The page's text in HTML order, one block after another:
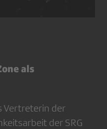
als
Vertreterin der
der SRG